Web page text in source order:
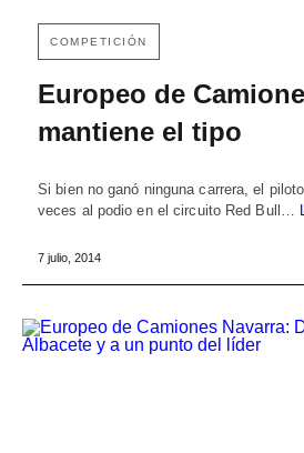
COMPETICIÓN
Europeo de
mantiene el tipo
Si bien no ganó ninguna carrera, el
veces al podio en el circuito Red Bull…
7 julio, 2014